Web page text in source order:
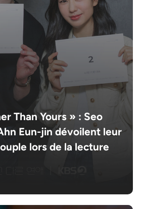
Than Yours » : Seo
Eun-jin dévoilent leur
lors de la lecture